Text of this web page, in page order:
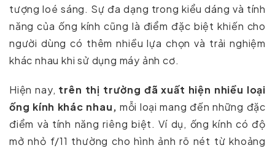
tượng loé sáng. Sự đa dạng trong kiểu dáng và tính
năng của ống kính cũng là điểm đặc biệt khiến cho
người dùng có thêm nhiều lựa chọn và trải nghiệm
khác nhau khi sử dụng máy ảnh cơ.
Hiện nay, trên thị trường đã xuất hiện nhiều loại
ống kính khác nhau, mỗi loại mang đến những đặc
điểm và tính năng riêng biệt. Ví dụ, ống kính có độ
mở nhỏ f/11 thường cho hình ảnh rõ nét từ khoảng